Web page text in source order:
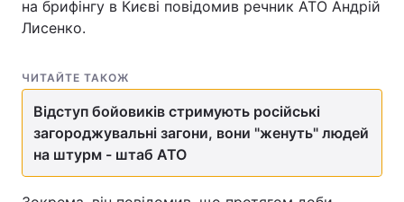
на брифінгу в Києві повідомив речник АТО Андрій
Лисенко.
ЧИТАЙТЕ ТАКОЖ
Відступ бойовиків стримують російські
загороджувальні загони, вони "женуть" людей
на штурм - штаб АТО